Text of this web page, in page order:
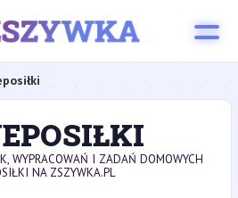
WYPRACOWAŃ I ZADAŃ DOMOWYCH
NA ZSZYWKA.PL